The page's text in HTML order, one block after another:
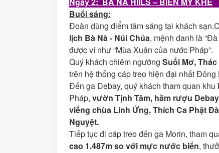
Buổi sáng:
Đoàn dùng điểm tâm sáng tại khách
lịch Bà Nà - Núi Chúa, mệnh danh là
được ví như “Mùa Xuân của nước Pháp”.
Quý khách chiêm ngưỡng Suối Mơ, Thác
trên hệ thống cáp treo hiện đại nhất
Đến ga Debay, quý khách tham quan khu
Pháp, vườn Tịnh Tâm, hầm rượu Debay
viếng chùa Linh Ứng, Thích Ca Phật
Nguyệt.
Tiếp tục đi cáp treo đến ga Morin, tham
cao 1.487m so với mực nước biển,